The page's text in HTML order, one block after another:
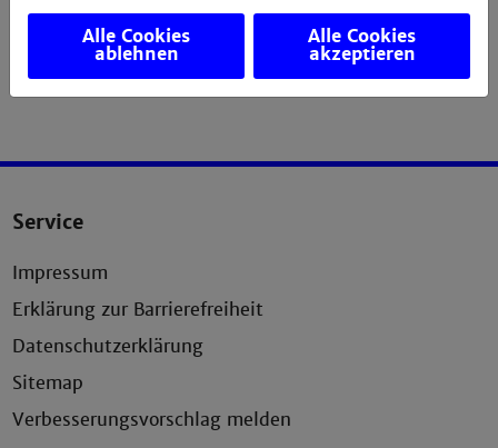
Service
Impressum
Erklärung zur Barrierefreiheit
Datenschutzerklärung
Sitemap
Verbesserungsvorschlag melden
Alle Cookies
ablehnen
Alle Cookies
akzeptieren